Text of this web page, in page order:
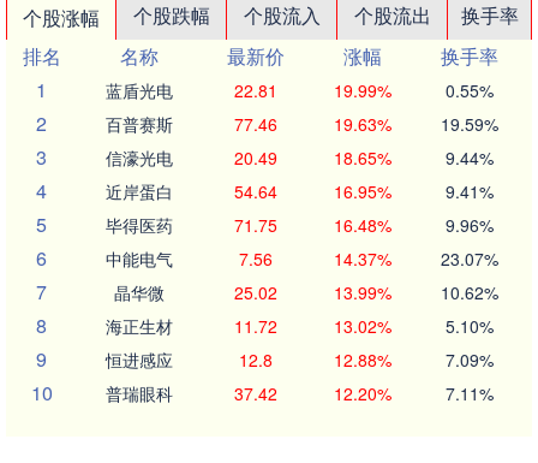
个股涨幅 个股跌幅 个股流入 个股流出
换手率
排名
名称 最新价 涨幅
换手率
1
蓝盾光电 22.81 19.99% 0.55%
2 百普赛斯 77.46 19.63% 19.59%
3 信濠光电 20.49 18.65% 9.44%
4 近岸蛋白 54.64 16.95% 9.41%
5 毕得医药 71.75 16.48% 9.96%
6 中能电气 7.56 14.37% 23.07%
7 晶华微 25.02 13.99% 10.62%
8 海正生材 11.72 13.02% 5.10%
9 恒进感应 12.8 12.88% 7.09%
10 普瑞眼科 37.42 12.20% 7.11%